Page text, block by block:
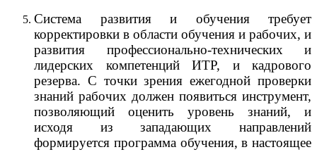
Система развития и обучения требует
корректировки в области обучения и рабочих, и
развития профессионально-технических и
лидерских компетенций ИТР, и кадрового
резерва. С точки зрения ежегодной проверки
знаний рабочих должен появиться инструмент,
позволяющий оценить уровень знаний, и
исходя из западающих направлений
формируется программа обучения, в настоящее